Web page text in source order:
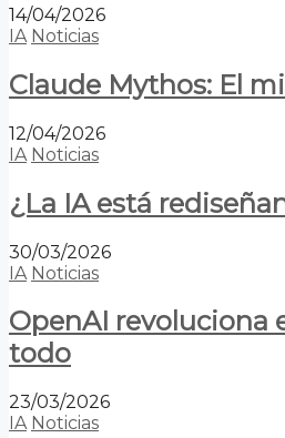
14/04/2026
IA Noticias
Claude Mythos: El
12/04/2026
IA Noticias
¿La IA está
30/03/2026
IA Noticias
OpenAI revoluciona
todo
23/03/2026
IA Noticias